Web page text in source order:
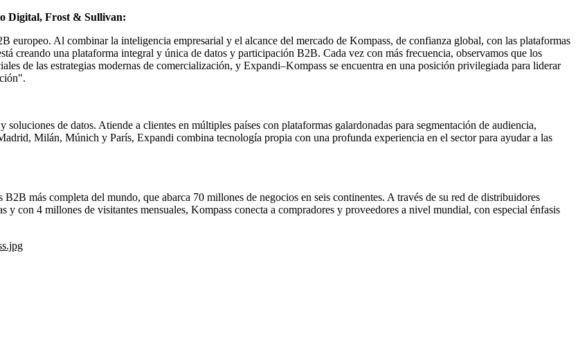
Digital, Frost & Sullivan:
europeo. Al combinar la inteligencia empresarial y el alcance del mercado de Kompass, de confianza global, con las plataformas
creando una plataforma integral y única de datos y participación B2B. Cada vez con más frecuencia, observamos que los
de las estrategias modernas de comercialización, y Expandi–Kompass se encuentra en una posición privilegiada para liderar
de datos. Atiende a clientes en múltiples países con plataformas galardonadas para segmentación de audiencia,
Milán, Múnich y París, Expandi combina tecnología propia con una profunda experiencia en el sector para ayudar a las
B2B más completa del mundo, que abarca 70 millones de negocios en seis continentes. A través de su red de distribuidores
y con 4 millones de visitantes mensuales, Kompass conecta a compradores y proveedores a nivel mundial, con especial énfasis